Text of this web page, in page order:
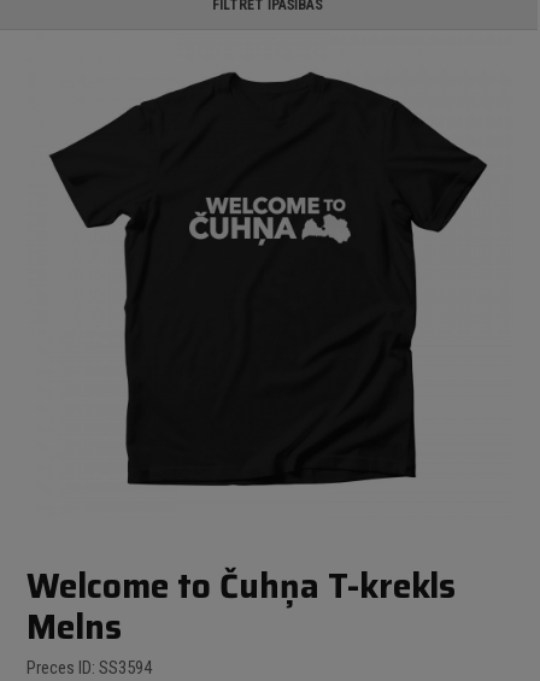
FILTRĒT ĪPAŠĪBAS
Welcome to Čuhņa T-krekls
Melns
Preces ID: SS3594